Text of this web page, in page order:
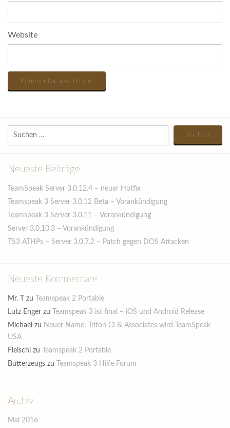
Website
Suchen
Neueste Beiträge
TeamSpeak Server 3.0.12.4 – neuer Hotfix
Teamspeak 3 Server 3.0.12 Beta – Vorankündigung
Teamspeak 3 Server 3.0.11 – Vorankündigung
Server 3.0.10.3 – Vorankündigung
TS3 ATHPs – Server 3.0.7.2 – Patch gegen DOS Attacken
Neueste Kommentare
Mr. T zu
Teamspeak 2 Portable
Lutz Enger zu
Teamspeak 3 ist final – iOS und Android Release
Michael zu Neuer Name: Triton CI & Associates wird TeamSpeak
USA
Fleischi zu
Teamspeak 2 Portable
Butterzeugs zu Teamspeak 3 Hilfe Forum
Archiv
Mai 2016